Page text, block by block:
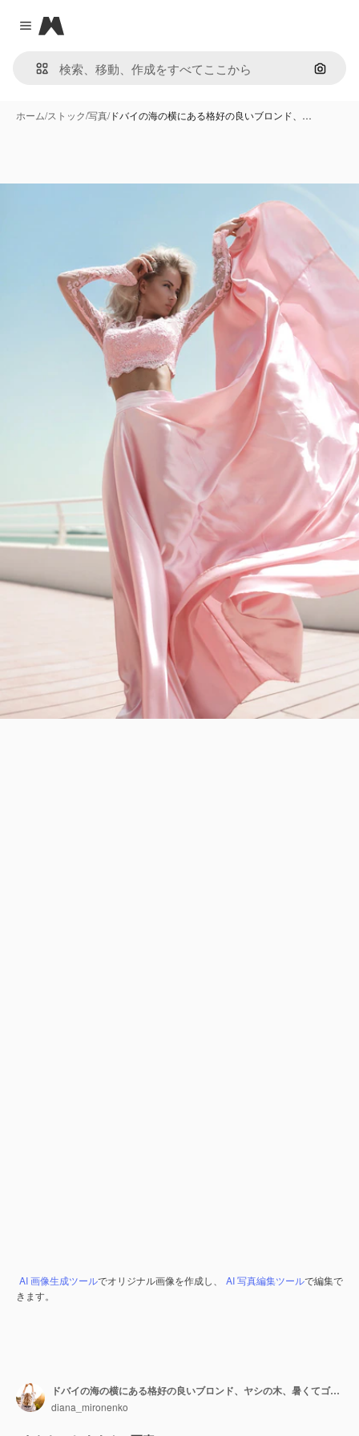
Close menu
Magnific
画像で
ホーム/ストック/写真/ドバイの海の横にある格好の良いブロンド、…
AI 画像生成ツールでオリジナル画像を作成し、 AI 写真編集ツールで編集で
きます。
ドバイの海の横にある格好の良いブロンド、ヤシの木、暑くてゴージャスなドレス、夏の日当たりの良いライフスタイルのファッション撮影、風のドレスで手を振る、プールの近くで落ち着いてリラックスする、髪型、メイク
diana_mironenko